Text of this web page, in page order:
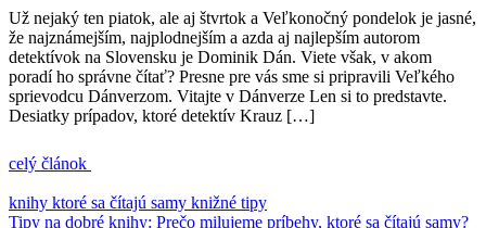
Už nejaký ten piatok, ale aj štvrtok a Veľkonočný pondelok je jasné,
že najznámejším, najplodnejším a azda aj najlepším autorom
detektívok na Slovensku je Dominik Dán. Viete však, v akom
poradí ho správne čítať? Presne pre vás sme si pripravili Veľkého
sprievodcu Dánverzom. Vitajte v Dánverze Len si to predstavte.
Desiatky prípadov, ktoré detektív Krauz […]
celý článok
knihy ktoré sa čítajú samy knižné tipy
Tipy na dobré knihy: Prečo milujeme príbehy, ktoré sa čítajú samy?